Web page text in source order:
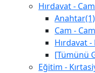
Hırdavat -
Anahtar(1)
Cam -
Hırdavat -
[Tümünü
Eğitim -